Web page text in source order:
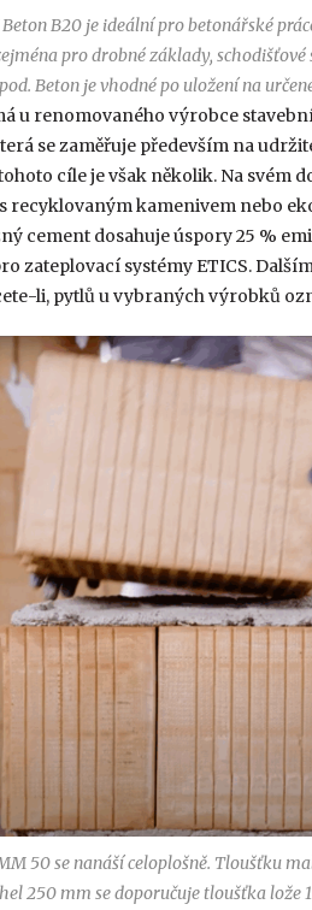
B20 je ideální pro betonářské
pro drobné základy,
Beton je vhodné po uložení na
u renomovaného výrobce
se zaměřuje především na
cíle je však několik. Na
recyklovaným kamenivem nebo
cement dosahuje úspory 25 %
zateplovací systémy ETICS.
li, pytlů u vybraných výrobků
50 se nanáší celoplošně. Tloušťku
250 mm se doporučuje tloušťka lože